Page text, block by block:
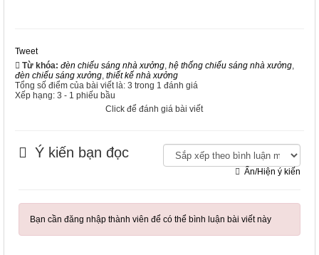
Tweet
Từ khóa: đèn chiếu sáng nhà xưởng, hệ thống chiếu sáng nhà xưởng,
đèn chiếu sáng xưởng, thiết kế nhà xưởng
Tổng số điểm của bài viết là: 3 trong 1 đánh giá
Xếp hạng: 3 - 1 phiếu bầu
Click để đánh giá bài viết
Ý kiến bạn đọc
Ẩn/Hiện ý kiến
Bạn cần đăng nhập thành viên để có thể bình luận bài viết này